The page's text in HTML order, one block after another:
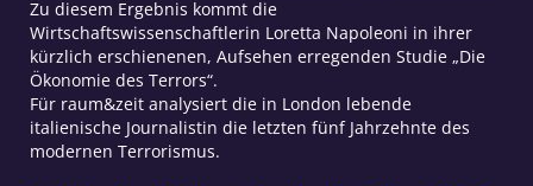
Zu diesem Ergebnis kommt die
Wirtschaftswissenschaftlerin Loretta Napoleoni in ihrer
kürzlich erschienenen, Aufsehen erregenden Studie „Die
Ökonomie des Terrors“.
Für raum&zeit analysiert die in London lebende
italienische Journalistin die letzten fünf Jahrzehnte des
modernen Terrorismus.